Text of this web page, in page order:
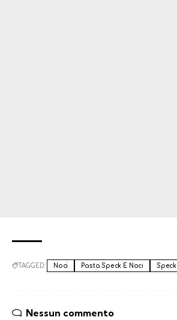
TAGGED: Noci Pasta Speck E Noci Speck
Nessun commento